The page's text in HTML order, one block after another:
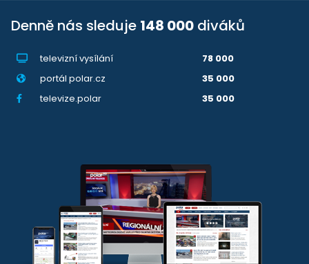
Denně nás sleduje 148 000 diváků
televizní vysílání
78 000
portál polar.cz
35 000
televize.polar
35 000